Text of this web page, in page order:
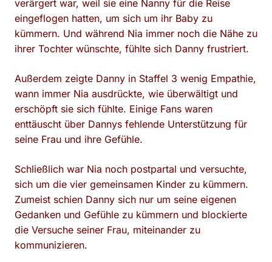
verärgert war, weil sie eine Nanny für die Reise
eingeflogen hatten, um sich um ihr Baby zu
kümmern. Und während Nia immer noch die Nähe zu
ihrer Tochter wünschte, fühlte sich Danny frustriert.
Außerdem zeigte Danny in Staffel 3 wenig Empathie,
wann immer Nia ausdrückte, wie überwältigt und
erschöpft sie sich fühlte. Einige Fans waren
enttäuscht über Dannys fehlende Unterstützung für
seine Frau und ihre Gefühle.
Schließlich war Nia noch postpartal und versuchte,
sich um die vier gemeinsamen Kinder zu kümmern.
Zumeist schien Danny sich nur um seine eigenen
Gedanken und Gefühle zu kümmern und blockierte
die Versuche seiner Frau, miteinander zu
kommunizieren.